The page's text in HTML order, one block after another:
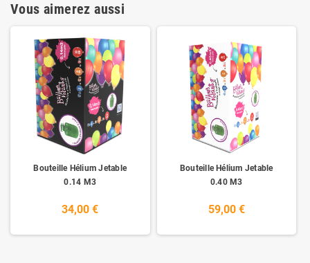
Vous aimerez aussi
Bouteille Hélium Jetable
0.14 M3
34,00 €
Bouteille Hélium Jetable
0.40 M3
59,00 €